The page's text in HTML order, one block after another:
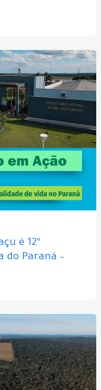
é 12º
do Paraná –